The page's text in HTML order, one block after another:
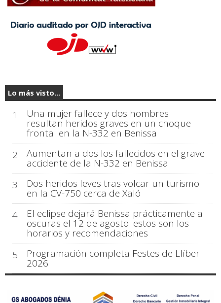
Lo más visto...
1 Una mujer fallece y dos hombres
resultan heridos graves en un choque
frontal en la N-332 en Benissa
2
Aumentan a dos los fallecidos en el grave
accidente de la N-332 en Benissa
3
Dos heridos leves tras volcar un turismo
en la CV-750 cerca de Xaló
4
El eclipse dejará Benissa prácticamente a
oscuras el 12 de agosto: estos son los
horarios y recomendaciones
5
Programación completa Festes de Llíber
2026